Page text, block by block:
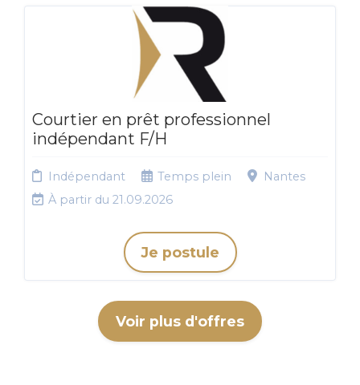
Courtier en prêt professionnel
indépendant F/H
Indépendant Temps plein
Nantes
À partir du 21.09.2026
Je postule
Voir plus d'offres